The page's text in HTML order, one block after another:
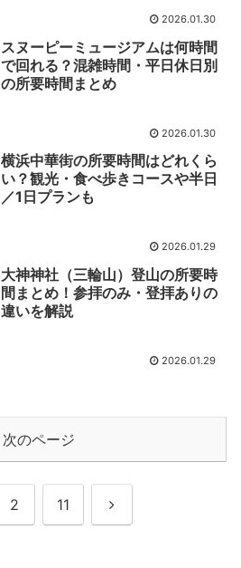
2026.01.30
スヌーピーミュージアムは何時間
で回れる？混雑時間・平日休日別
の所要時間まとめ
2026.01.30
横浜中華街の所要時間はどれくら
い？観光・食べ歩きコースや半日
／1日プランも
2026.01.29
大神神社（三輪山）登山の所要時
間まとめ！参拝のみ・登拝ありの
違いを解説
2026.01.29
次のページ
2 11 次